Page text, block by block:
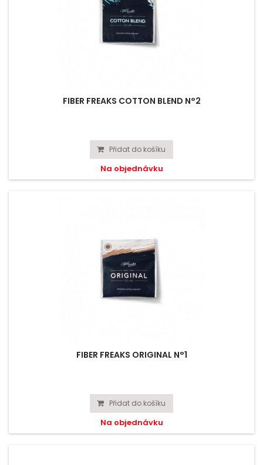
FIBER FREAKS COTTON BLEND N°2
Přidat do košíku
Na objednávku
FIBER FREAKS ORIGINAL N°1
Přidat do košíku
Na objednávku